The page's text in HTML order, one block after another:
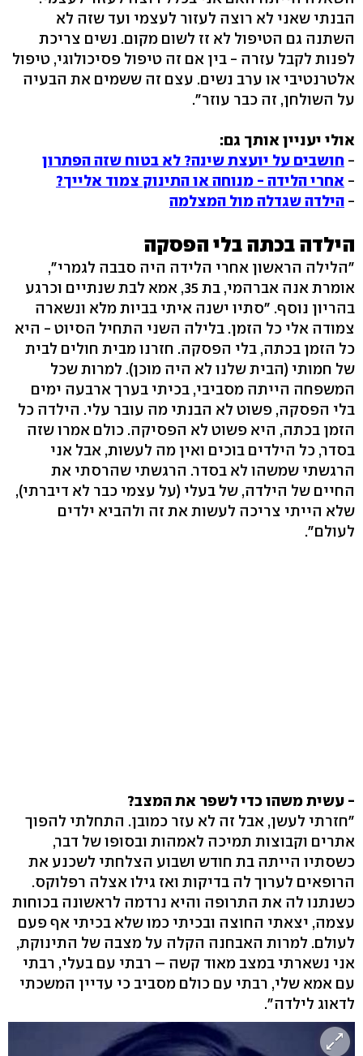
הבנתי שאני לא רוצה לעזור לעצמי ועד שזה לא
השתנה גם הטיפול לא זז לשום מקום. נשים צריכת
לפנות לקבל עזרה - בין אם זה טיפול פסיכולוגי, טיפול
אלטרנטיבי או ערב נשים. עצם זה ששמים את הבעיה
על השולחן, זה כבר עוזר".
אולי יעניין אותך גם:
- חושבים על יועצת שינה? לא בטוח שזה הפתרון
- אחרי הלידה - מנוחה או התינוק צמוד אלייך?
- הילדה שגדלה מול המצלמה
הילדה בכתה בלי הפסקה
"הלילה הראשון אחרי הלידה היה סבבה לגמרי",
אומרת אנה אברהמי, בת 35, אמא לבת שנתיים וכרגע
בהריון נוסף. "סתיו ישנה איתי בביות מלא ונשארה
צמודה אלי כל הזמן. בלילה השני התחיל הסיוט - היא
כל הזמן בכתה, בלי הפסקה. חזרנו מבית חולים לבית
של חמותי (הבית שלנו לא היה מוכן). למרות שכל
המשפחה הייתה מסביבי, בכיתי בערך ארבעה ימים
בלי הפסקה, פשוט לא הבנתי מה עובר עלי. הילדה כל
הזמן בכתה, היא פשוט לא הפסיקה. כולם אמרו שזה
בסדר, כל הילדים בוכים ואין מה לעשות, אבל אני
הרגשתי שמשהו לא בסדר. הרגשתי שהרסתי את
החיים של הילדה, של בעלי (על עצמי כבר לא דיברתי),
שלא הייתי צריכה לעשות את זה ולהביא ילדים
לעולם".
- עשית משהו כדי לשפר את המצב?
"חזרתי לעשן, אבל זה לא עזר כמובן. התחלתי להפוך
אתרים וקבוצות תמיכה לאמהות ובסופו של דבר,
כשסתיו הייתה בת חודש ושבוע הצלחתי לשכנע את
הרופאים לערוך לה בדיקות ואז גילו אצלה רפלוקס.
כשנתנו לה את התרופה והיא נרדמה לראשונה בכוחות
עצמה, יצאתי החוצה ובכיתי כמו שלא בכיתי אף פעם
לעולם. למרות האבחנה הקלה על מצבה של התינוקת,
אני נשארתי במצב מאוד קשה – רבתי עם בעלי, רבתי
עם אמא שלי, רבתי עם כולם מסביב כי עדיין המשכתי
לדאוג לילדה".